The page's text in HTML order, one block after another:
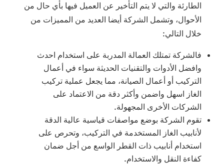
الطارئة والتي لا يتم التأخير عن العميل فيها بأي حال من
الأحوال، وتشمل الشركة أيضا العديد من المميزات من
خلال التالي:
فالشركة تمتلك العمالة المدربة على استخدام احدث
وافضل الأدوات والتقنيات الحديثة سواء في أعمال
التركيب أو أعمال الصيانة، مما يجعل عملية تركيب
الغاز اسهل واضمن وأكثر دقة من الاعتماد على
الشركات الأخرى المجهولة.
تقوم الشركة بوضع مواصفات قياسية عالية الدقة
لأنابيب الغاز المستخدمة في التركيب، وتحرص على
استخدام أنابيب ذات القطر الواسع من أجل ضمان
كفاءة النقل والاستخدام.